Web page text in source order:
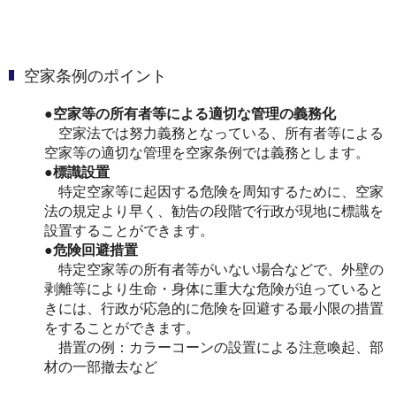
空家条例のポイント
●空家等の所有者等による適切な管理の義務化
空家法では努力義務となっている、所有者等による
空家等の適切な管理を空家条例では義務とします。
●標識設置
特定空家等に起因する危険を周知するために、空家
法の規定より早く、勧告の段階で行政が現地に標識を
設置することができます。
●危険回避措置
特定空家等の所有者等がいない場合などで、外壁の
剥離等により⽣命・⾝体に重⼤な危険が迫っていると
きには、⾏政が応急的に危険を回避する最⼩限の措置
をすることができます。
措置の例：カラーコーンの設置による注意喚起、部
材の⼀部撤去など